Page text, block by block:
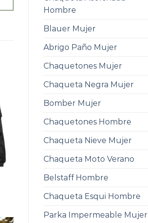
Hombre
Blauer Mujer
Abrigo Paño Mujer
Chaquetones Mujer
Chaqueta Negra Mujer
Bomber Mujer
Chaquetones Hombre
Chaqueta Nieve Mujer
Chaqueta Moto Verano
Belstaff Hombre
Chaqueta Esqui Hombre
Parka Impermeable Mujer